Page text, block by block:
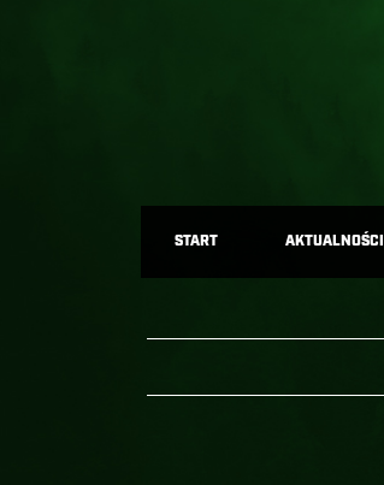
START AKTUALNOŚCI